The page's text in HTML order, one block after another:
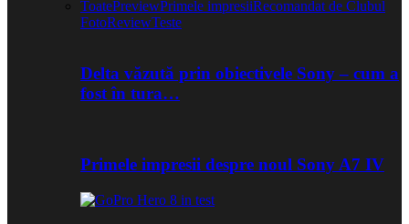
ToatePreviewPrimele impresiiRecomandat de Clubul
FotoReviewTeste
Delta văzută prin obiectivele Sony – cum a
fost în tura…
Primele impresii despre noul Sony A7 IV